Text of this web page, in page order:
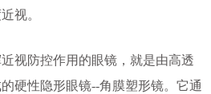
视。
防控作用的眼镜，就是由高透
硬性隐形眼镜--角膜塑形镜。它通